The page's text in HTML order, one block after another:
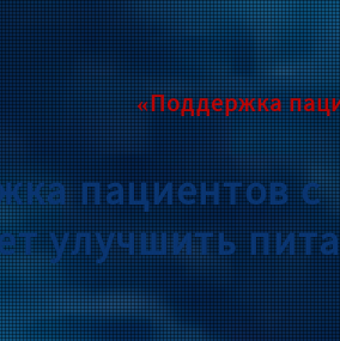
«Поддержка
пациентов с
улучшить